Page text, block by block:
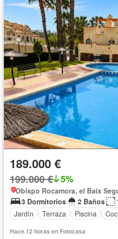
189.000 €
199.000 € 5%
Obispo Rocamora, el Baix
3 Dormitorios
2 Baños
Jardín
Terraza Piscina
Hace 12 horas en Fotocasa